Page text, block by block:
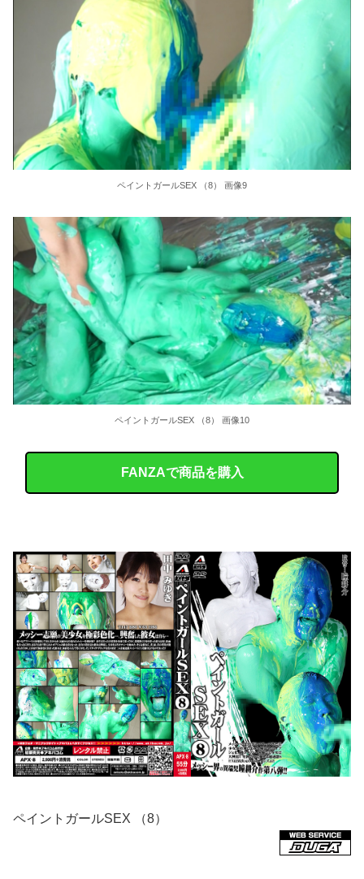
ペイントガールSEX （8） 画像9
ペイントガールSEX （8） 画像10
FANZAで商品を購入
ペイントガールSEX （8）